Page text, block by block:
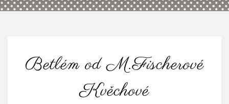
Betlém od M.Fischerové
Kvěchové